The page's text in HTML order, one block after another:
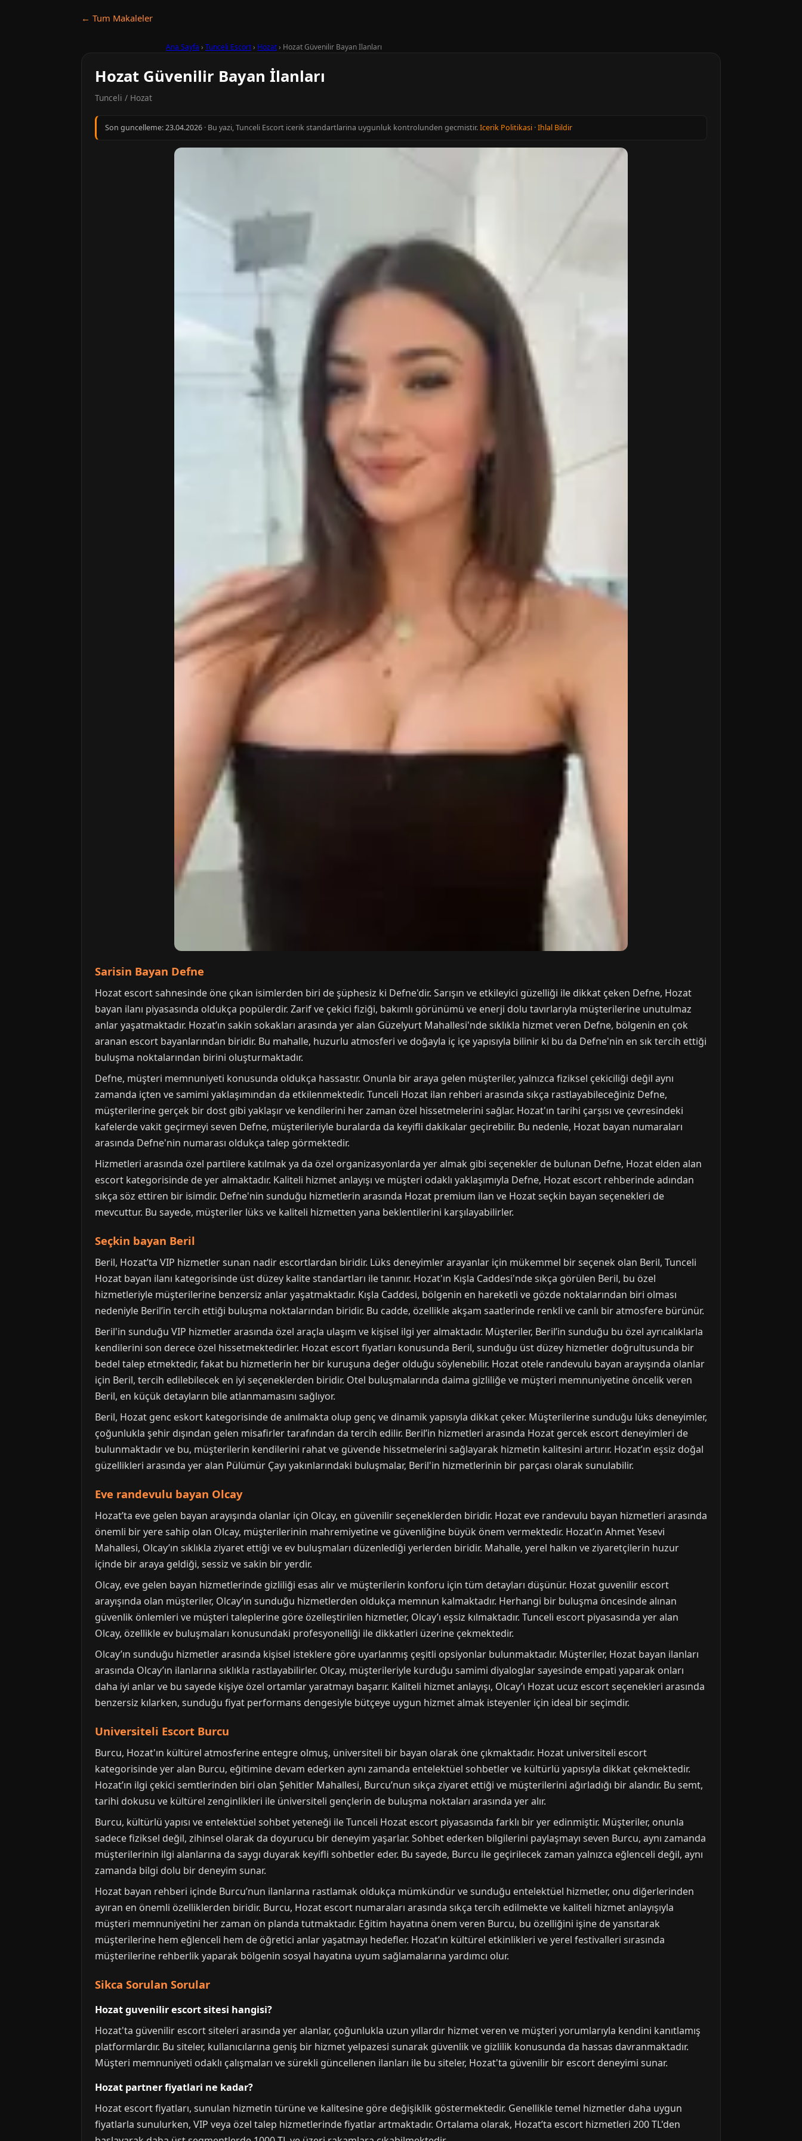
← Tum Makaleler
Ana Sayfa › Tunceli Escort› Hozat› Hozat Güvenilir Bayan İlanları
Hozat Güvenilir Bayan İlanları
Tunceli / Hozat
Son guncelleme:23.04.2026 · Bu yazi, Tunceli Escort icerik standartlarina uygunluk kontrolunden gecmistir.Icerik Politikasi ·Ihlal Bildir
Sarisin Bayan Defne
Hozat escort sahnesinde öne çıkan isimlerden biri de şüphesiz ki Defne'dir. Sarışın ve etkileyici güzelliği ile dikkat çeken Defne, Hozat
bayan ilanı piyasasında oldukça popülerdir. Zarif ve çekici fiziği, bakımlı görünümü ve enerji dolu tavırlarıyla müşterilerine unutulmaz
anlar yaşatmaktadır. Hozat’ın sakin sokakları arasında yer alan Güzelyurt Mahallesi'nde sıklıkla hizmet veren Defne, bölgenin en çok
aranan escort bayanlarından biridir. Bu mahalle, huzurlu atmosferi ve doğayla iç içe yapısıyla bilinir ki bu da Defne'nin en sık tercih ettiği
buluşma noktalarından birini oluşturmaktadır.
Defne, müşteri memnuniyeti konusunda oldukça hassastır. Onunla bir araya gelen müşteriler, yalnızca fiziksel çekiciliği değil aynı
zamanda içten ve samimi yaklaşımından da etkilenmektedir. Tunceli Hozat ilan rehberi arasında sıkça rastlayabileceğiniz Defne,
müşterilerine gerçek bir dost gibi yaklaşır ve kendilerini her zaman özel hissetmelerini sağlar. Hozat'ın tarihi çarşısı ve çevresindeki
kafelerde vakit geçirmeyi seven Defne, müşterileriyle buralarda da keyifli dakikalar geçirebilir. Bu nedenle, Hozat bayan numaraları
arasında Defne'nin numarası oldukça talep görmektedir.
Hizmetleri arasında özel partilere katılmak ya da özel organizasyonlarda yer almak gibi seçenekler de bulunan Defne, Hozat elden alan
escort kategorisinde de yer almaktadır. Kaliteli hizmet anlayışı ve müşteri odaklı yaklaşımıyla Defne, Hozat escort rehberinde adından
sıkça söz ettiren bir isimdir. Defne'nin sunduğu hizmetlerin arasında Hozat premium ilan ve Hozat seçkin bayan seçenekleri de
mevcuttur. Bu sayede, müşteriler lüks ve kaliteli hizmetten yana beklentilerini karşılayabilirler.
Seçkin bayan Beril
Beril, Hozat’ta VIP hizmetler sunan nadir escortlardan biridir. Lüks deneyimler arayanlar için mükemmel bir seçenek olan Beril, Tunceli
Hozat bayan ilanı kategorisinde üst düzey kalite standartları ile tanınır. Hozat'ın Kışla Caddesi'nde sıkça görülen Beril, bu özel
hizmetleriyle müşterilerine benzersiz anlar yaşatmaktadır. Kışla Caddesi, bölgenin en hareketli ve gözde noktalarından biri olması
nedeniyle Beril’in tercih ettiği buluşma noktalarından biridir. Bu cadde, özellikle akşam saatlerinde renkli ve canlı bir atmosfere bürünür.
Beril'in sunduğu VIP hizmetler arasında özel araçla ulaşım ve kişisel ilgi yer almaktadır. Müşteriler, Beril’in sunduğu bu özel ayrıcalıklarla
kendilerini son derece özel hissetmektedirler. Hozat escort fiyatları konusunda Beril, sunduğu üst düzey hizmetler doğrultusunda bir
bedel talep etmektedir, fakat bu hizmetlerin her bir kuruşuna değer olduğu söylenebilir. Hozat otele randevulu bayan arayışında olanlar
için Beril, tercih edilebilecek en iyi seçeneklerden biridir. Otel buluşmalarında daima gizliliğe ve müşteri memnuniyetine öncelik veren
Beril, en küçük detayların bile atlanmamasını sağlıyor.
Beril, Hozat genc eskort kategorisinde de anılmakta olup genç ve dinamik yapısıyla dikkat çeker. Müşterilerine sunduğu lüks deneyimler,
çoğunlukla şehir dışından gelen misafirler tarafından da tercih edilir. Beril’in hizmetleri arasında Hozat gercek escort deneyimleri de
bulunmaktadır ve bu, müşterilerin kendilerini rahat ve güvende hissetmelerini sağlayarak hizmetin kalitesini artırır. Hozat’ın eşsiz doğal
güzellikleri arasında yer alan Pülümür Çayı yakınlarındaki buluşmalar, Beril'in hizmetlerinin bir parçası olarak sunulabilir.
Eve randevulu bayan Olcay
Hozat’ta eve gelen bayan arayışında olanlar için Olcay, en güvenilir seçeneklerden biridir. Hozat eve randevulu bayan hizmetleri arasında
önemli bir yere sahip olan Olcay, müşterilerinin mahremiyetine ve güvenliğine büyük önem vermektedir. Hozat’ın Ahmet Yesevi
Mahallesi, Olcay’ın sıklıkla ziyaret ettiği ve ev buluşmaları düzenlediği yerlerden biridir. Mahalle, yerel halkın ve ziyaretçilerin huzur
içinde bir araya geldiği, sessiz ve sakin bir yerdir.
Olcay, eve gelen bayan hizmetlerinde gizliliği esas alır ve müşterilerin konforu için tüm detayları düşünür. Hozat guvenilir escort
arayışında olan müşteriler, Olcay’ın sunduğu hizmetlerden oldukça memnun kalmaktadır. Herhangi bir buluşma öncesinde alınan
güvenlik önlemleri ve müşteri taleplerine göre özelleştirilen hizmetler, Olcay’ı eşsiz kılmaktadır. Tunceli escort piyasasında yer alan
Olcay, özellikle ev buluşmaları konusundaki profesyonelliği ile dikkatleri üzerine çekmektedir.
Olcay’ın sunduğu hizmetler arasında kişisel isteklere göre uyarlanmış çeşitli opsiyonlar bulunmaktadır. Müşteriler, Hozat bayan ilanları
arasında Olcay’ın ilanlarına sıklıkla rastlayabilirler. Olcay, müşterileriyle kurduğu samimi diyaloglar sayesinde empati yaparak onları
daha iyi anlar ve bu sayede kişiye özel ortamlar yaratmayı başarır. Kaliteli hizmet anlayışı, Olcay’ı Hozat ucuz escort seçenekleri arasında
benzersiz kılarken, sunduğu fiyat performans dengesiyle bütçeye uygun hizmet almak isteyenler için ideal bir seçimdir.
Universiteli Escort Burcu
Burcu, Hozat'ın kültürel atmosferine entegre olmuş, üniversiteli bir bayan olarak öne çıkmaktadır. Hozat universiteli escort
kategorisinde yer alan Burcu, eğitimine devam ederken aynı zamanda entelektüel sohbetler ve kültürlü yapısıyla dikkat çekmektedir.
Hozat’ın ilgi çekici semtlerinden biri olan Şehitler Mahallesi, Burcu’nun sıkça ziyaret ettiği ve müşterilerini ağırladığı bir alandır. Bu semt,
tarihi dokusu ve kültürel zenginlikleri ile üniversiteli gençlerin de buluşma noktaları arasında yer alır.
Burcu, kültürlü yapısı ve entelektüel sohbet yeteneği ile Tunceli Hozat escort piyasasında farklı bir yer edinmiştir. Müşteriler, onunla
sadece fiziksel değil, zihinsel olarak da doyurucu bir deneyim yaşarlar. Sohbet ederken bilgilerini paylaşmayı seven Burcu, aynı zamanda
müşterilerinin ilgi alanlarına da saygı duyarak keyifli sohbetler eder. Bu sayede, Burcu ile geçirilecek zaman yalnızca eğlenceli değil, aynı
zamanda bilgi dolu bir deneyim sunar.
Hozat bayan rehberi içinde Burcu’nun ilanlarına rastlamak oldukça mümkündür ve sunduğu entelektüel hizmetler, onu diğerlerinden
ayıran en önemli özelliklerden biridir. Burcu, Hozat escort numaraları arasında sıkça tercih edilmekte ve kaliteli hizmet anlayışıyla
müşteri memnuniyetini her zaman ön planda tutmaktadır. Eğitim hayatına önem veren Burcu, bu özelliğini işine de yansıtarak
müşterilerine hem eğlenceli hem de öğretici anlar yaşatmayı hedefler. Hozat’ın kültürel etkinlikleri ve yerel festivalleri sırasında
müşterilerine rehberlik yaparak bölgenin sosyal hayatına uyum sağlamalarına yardımcı olur.
Sikca Sorulan Sorular
Hozat guvenilir escort sitesi hangisi?
Hozat'ta güvenilir escort siteleri arasında yer alanlar, çoğunlukla uzun yıllardır hizmet veren ve müşteri yorumlarıyla kendini kanıtlamış
platformlardır. Bu siteler, kullanıcılarına geniş bir hizmet yelpazesi sunarak güvenlik ve gizlilik konusunda da hassas davranmaktadır.
Müşteri memnuniyeti odaklı çalışmaları ve sürekli güncellenen ilanları ile bu siteler, Hozat'ta güvenilir bir escort deneyimi sunar.
Hozat partner fiyatlari ne kadar?
Hozat escort fiyatları, sunulan hizmetin türüne ve kalitesine göre değişiklik göstermektedir. Genellikle temel hizmetler daha uygun
fiyatlarla sunulurken, VIP veya özel talep hizmetlerinde fiyatlar artmaktadır. Ortalama olarak, Hozat’ta escort hizmetleri 200 TL'den